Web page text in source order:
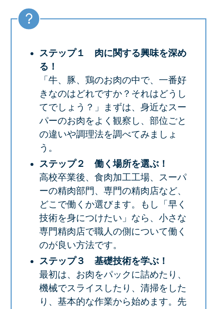
ステップ１ 肉に関する興味を深め
る！
「牛、豚、鶏のお肉の中で、一番好
きなのはどれですか？それはどうし
てでしょう？」まずは、身近なスー
パーのお肉をよく観察し、部位ごと
の違いや調理法を調べてみましょ
う。
ステップ２ 働く場所を選ぶ！
高校卒業後、食肉加工工場、スーパ
ーの精肉部門、専門の精肉店など、
どこで働くか選びます。もし「早く
技術を身につけたい」なら、小さな
専門精肉店で職人の側について働く
のが良い方法です。
ステップ３ 基礎技術を学ぶ！
最初は、お肉をパックに詰めたり、
機械でスライスしたり、清掃をした
り、基本的な作業から始めます。先